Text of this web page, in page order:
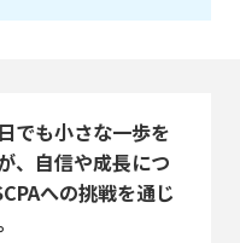
でも小さな一歩を
、自信や成長につ
への挑戦を通じ